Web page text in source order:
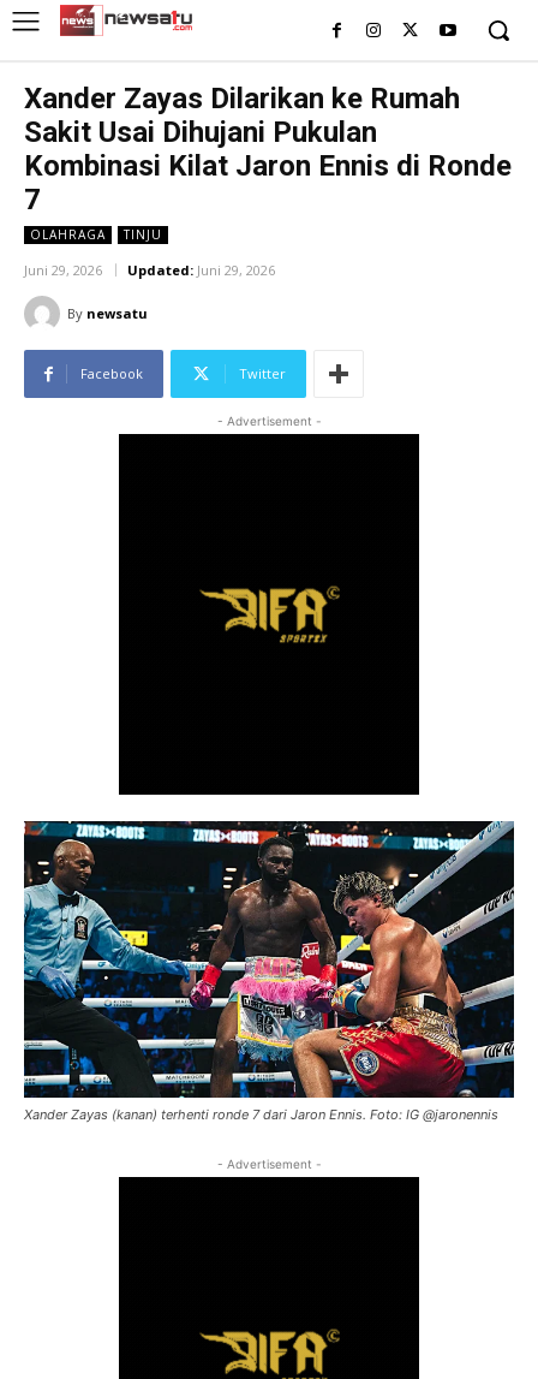
Xander Zayas Dilarikan ke Rumah
Sakit Usai Dihujani Pukulan
Kombinasi Kilat Jaron Ennis di Ronde
7
OLAHRAGA TINJU
Juni 29, 2026 Updated: Juni 29, 2026
By newsatu
Facebook Twitter
- Advertisement -
Xander Zayas (kanan) terhenti ronde 7 dari Jaron Ennis. Foto: IG @jaronennis
- Advertisement -